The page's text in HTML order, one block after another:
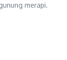
merapi.